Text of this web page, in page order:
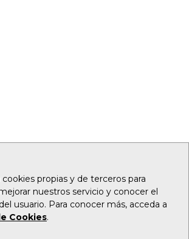
propias y de terceros para
nuestros servicio y conocer el
usuario. Para conocer más, acceda a
Cookies.